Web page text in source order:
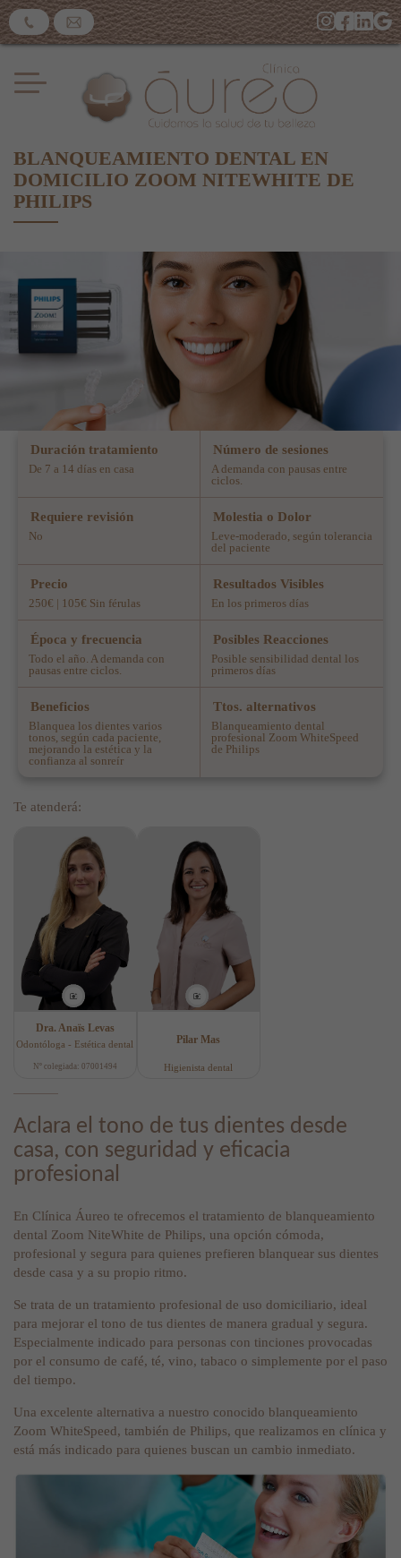
BLANQUEAMIENTO DENTAL EN
DOMICILIO ZOOM NITEWHITE DE
PHILIPS
Duración tratamiento
De 7 a 14 días en casa
Número de sesiones
A demanda con pausas entre
ciclos.
Requiere revisión
No
Molestia o Dolor
Leve-moderado, según tolerancia
del paciente
Precio
250€ | 105€ Sin férulas
Resultados Visibles
En los primeros días
Época y frecuencia
Todo el año. A demanda con
pausas entre ciclos.
Posibles Reacciones
Posible sensibilidad dental los
primeros días
Beneficios
Blanquea los dientes varios
tonos, según cada paciente,
mejorando la estética y la
confianza al sonreír
Ttos. alternativos
Blanqueamiento dental
profesional Zoom WhiteSpeed
de Philips
Te atenderá:
Dra. Anaïs Levas
Odontóloga - Estética dental
Nº colegiada: 07001494
Pilar Mas
Higienista dental
Aclara el tono de tus dientes desde
casa, con seguridad y eficacia
profesional
En Clínica Áureo te ofrecemos el tratamiento de blanqueamiento
dental Zoom NiteWhite de Philips, una opción cómoda,
profesional y segura para quienes prefieren blanquear sus dientes
desde casa y a su propio ritmo.
Se trata de un tratamiento profesional de uso domiciliario, ideal
para mejorar el tono de tus dientes de manera gradual y segura.
Especialmente indicado para personas con tinciones provocadas
por el consumo de café, té, vino, tabaco o simplemente por el paso
del tiempo.
Una excelente alternativa a nuestro conocido blanqueamiento
Zoom WhiteSpeed, también de Philips, que realizamos en clínica y
está más indicado para quienes buscan un cambio inmediato.